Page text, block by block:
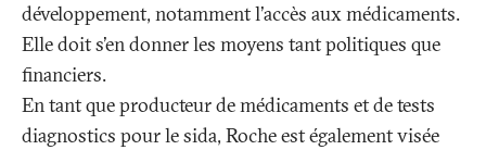
développement, notamment l'accès aux médicaments.
Elle doit s'en donner les moyens tant politiques que
financiers.
En tant que producteur de médicaments et de tests
diagnostics pour le sida, Roche est également visée